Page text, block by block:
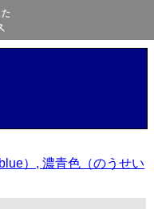
）, 濃青色（のうせい